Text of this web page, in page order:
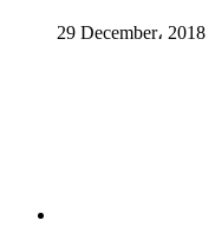
29 December، 2018